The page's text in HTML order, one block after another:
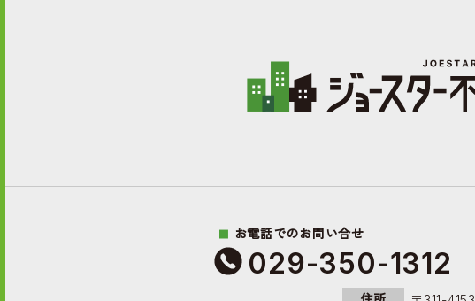
お電話でのお問い合せ
029-350-1312